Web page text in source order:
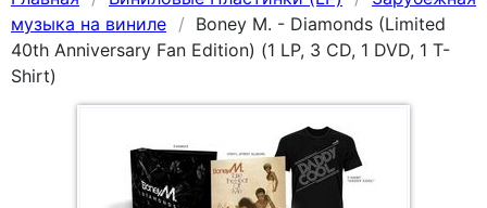
музыка на виниле
Boney M. - Diamonds (Limited
40th Anniversary Fan Edition) (1 LP, 3 CD, 1 DVD, 1 T-
Shirt)